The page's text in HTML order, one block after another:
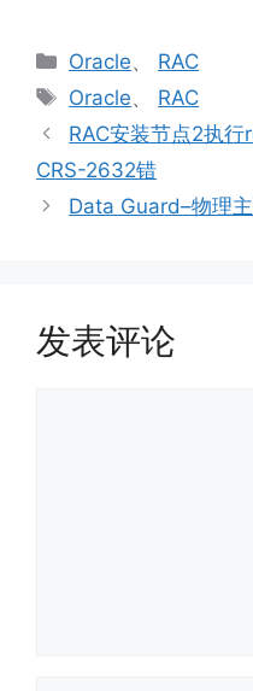
分
类
Oracle、 RAC
标
签
Oracle、 RAC
RAC安装节点2执
CRS-2632错
Data Guard–物理
发表评论